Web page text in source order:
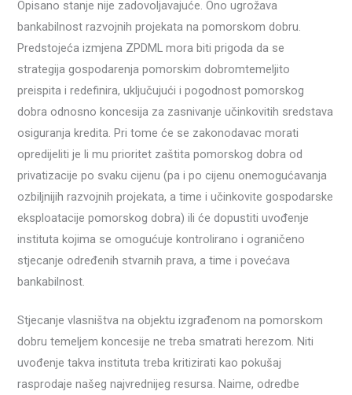
Opisano stanje nije zadovoljavajuće. Ono ugrožava
bankabilnost razvojnih projekata na pomorskom dobru.
Predstojeća izmjena ZPDML mora biti prigoda da se
strategija gospodarenja pomorskim dobromtemeljito
preispita i redefinira, uključujući i pogodnost pomorskog
dobra odnosno koncesija za zasnivanje učinkovitih sredstava
osiguranja kredita. Pri tome će se zakonodavac morati
opredijeliti je li mu prioritet zaštita pomorskog dobra od
privatizacije po svaku cijenu (pa i po cijenu onemogućavanja
ozbiljnijih razvojnih projekata, a time i učinkovite gospodarske
eksploatacije pomorskog dobra) ili će dopustiti uvođenje
instituta kojima se omogućuje kontrolirano i ograničeno
stjecanje određenih stvarnih prava, a time i povećava
bankabilnost.
Stjecanje vlasništva na objektu izgrađenom na pomorskom
dobru temeljem koncesije ne treba smatrati herezom. Niti
uvođenje takva instituta treba kritizirati kao pokušaj
rasprodaje našeg najvrednijeg resursa. Naime, odredbe